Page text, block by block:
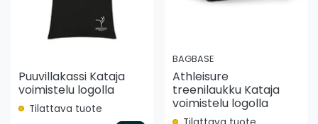
Puuvillakassi Kataja
voimistelu logolla
Tilattava tuote
BAGBASE
Athleisure
treenilaukku Kataja
voimistelu logolla